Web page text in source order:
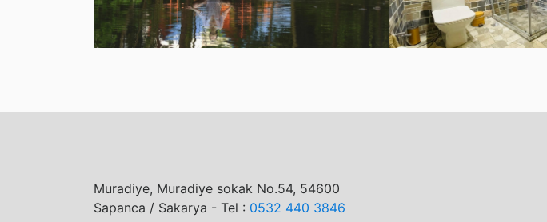
Muradiye, Muradiye sokak No.54, 54600
Sapanca / Sakarya - Tel : 0532 440 3846